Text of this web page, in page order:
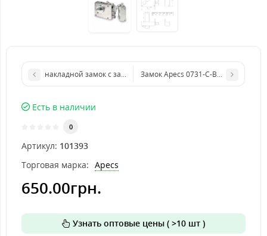
накладной замок с защелкой Атлант ШО-40 (ОРИГИНАЛ)
Замок Apecs 0731-C-BN c
Есть в наличии
0
Артикул: 101393
Торговая марка: Apecs
650.00грн.
Узнать оптовые цены ( >10 шт )